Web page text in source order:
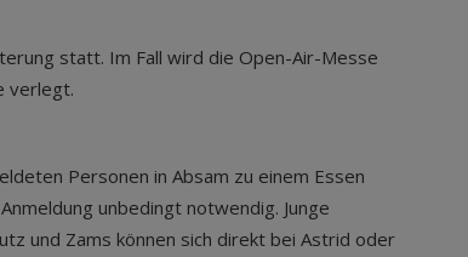
statt. Im Fall wird die Open-Air-Messe
verlegt.
Personen in Absam zu einem Essen
unbedingt notwendig. Junge
und Zams können sich direkt bei Astrid oder